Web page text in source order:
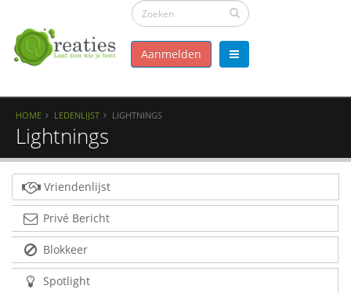
Aanmelden
HOME LEDENLIJST LIGHTNINGS
Lightnings
Vriendenlijst
Privé Bericht
Blokkeer
Spotlight